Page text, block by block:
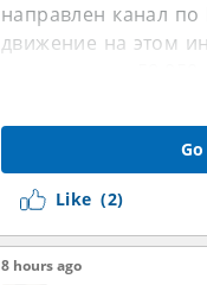
направлен канал
движение на этом
возле верхней
канала.
это идти против
использую метод
вместе с сильным
случаи
Like (2)
8 hours ago